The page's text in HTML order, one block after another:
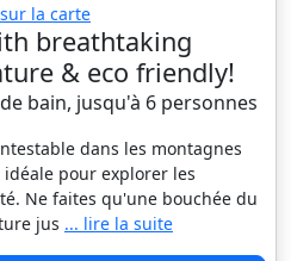
la carte
breathtaking
& eco friendly!
bain, jusqu'à 6 personnes
dans les montagnes
pour explorer les
Ne faites qu'une bouchée du
jus ... lire la suite